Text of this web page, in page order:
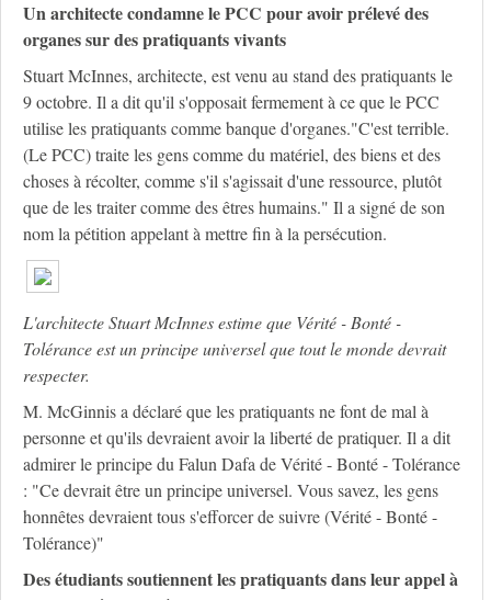
Un architecte condamne le PCC pour avoir prélevé des
organes sur des pratiquants vivants
Stuart McInnes, architecte, est venu au stand des pratiquants le
9 octobre. Il a dit qu'il s'opposait fermement à ce que le PCC
utilise les pratiquants comme banque d'organes."C'est terrible.
(Le PCC) traite les gens comme du matériel, des biens et des
choses à récolter, comme s'il s'agissait d'une ressource, plutôt
que de les traiter comme des êtres humains." Il a signé de son
nom la pétition appelant à mettre fin à la persécution.
L'architecte Stuart McInnes estime que Vérité - Bonté -
Toléranceest un principeuniversel que tout le monde devrait
respecter.
M. McGinnis a déclaré que les pratiquants ne font de mal à
personne et qu'ils devraient avoir la liberté de pratiquer. Il a dit
admirer le principe du Falun Dafa de Vérité - Bonté - Tolérance
: "Ce devrait être un principe universel. Vous savez, les gens
honnêtes devraient tous s'efforcer de suivre (Vérité - Bonté -
Tolérance)"
Des étudiants soutiennent les pratiquants dans leur appel à